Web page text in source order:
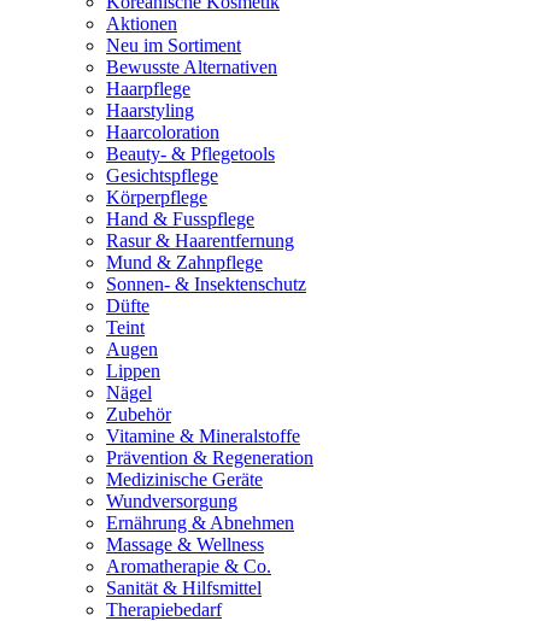
Aktionen
Neu im Sortiment
Bewusste Alternativen
Haarpflege
Haarstyling
Haarcoloration
Beauty- & Pflegetools
Gesichtspflege
Körperpflege
Hand & Fusspflege
Rasur & Haarentfernung
Mund & Zahnpflege
Sonnen- & Insektenschutz
Düfte
Teint
Augen
Lippen
Nägel
Zubehör
Vitamine & Mineralstoffe
Prävention & Regeneration
Medizinische Geräte
Wundversorgung
Ernährung & Abnehmen
Massage & Wellness
Aromatherapie & Co.
Sanität & Hilfsmittel
Therapiebedarf